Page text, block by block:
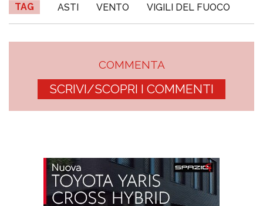
TAG ASTI VENTO VIGILI DEL FUOCO
COMMENTA
SCRIVI/SCOPRI I COMMENTI